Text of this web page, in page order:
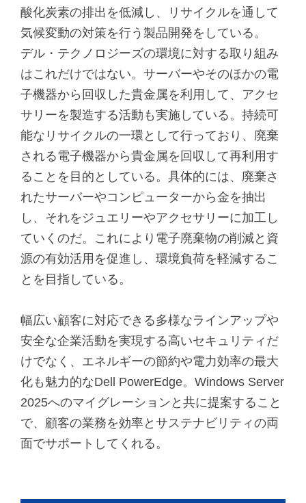
酸化炭素の排出を低減し、リサイクルを通して
気候変動の対策を行う製品開発をしている。
デル・テクノロジーズの環境に対する取り組み
はこれだけではない。サーバーやそのほかの電
子機器から回収した貴金属を利用して、アクセ
サリーを製造する活動も実施している。持続可
能なリサイクルの一環として行っており、廃棄
される電子機器から貴金属を回収して再利用す
ることを目的としている。具体的には、廃棄さ
れたサーバーやコンピューターから金を抽出
し、それをジュエリーやアクセサリーに加工し
ていくのだ。これにより電子廃棄物の削減と資
源の有効活用を促進し、環境負荷を軽減するこ
とを目指している。
幅広い顧客に対応できる多様なラインアップや
安全な企業活動を実現する高いセキュリティだ
けでなく、エネルギーの節約や電力効率の最大
化も魅力的なDell PowerEdge。Windows Server
2025へのマイグレーションと共に提案すること
で、顧客の業務を効率とサステナビリティの両
面でサポートしてくれる。